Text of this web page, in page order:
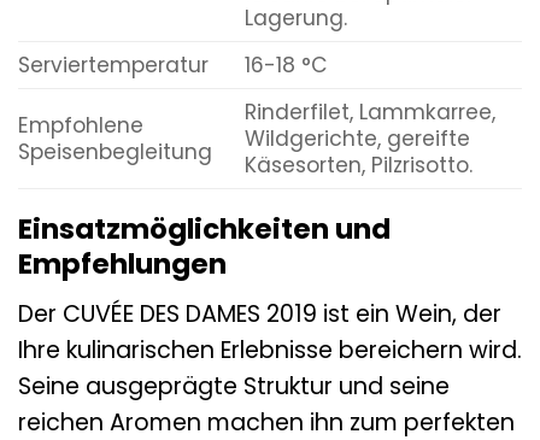
Lagerung.
Serviertemperatur
16-18 °C
Empfohlene
Speisenbegleitung
Rinderfilet, Lammkarree,
Wildgerichte, gereifte
Käsesorten, Pilzrisotto.
Einsatzmöglichkeiten und
Empfehlungen
Der CUVÉE DES DAMES 2019 ist ein Wein, der
Ihre kulinarischen Erlebnisse bereichern wird.
Seine ausgeprägte Struktur und seine
reichen Aromen machen ihn zum perfekten